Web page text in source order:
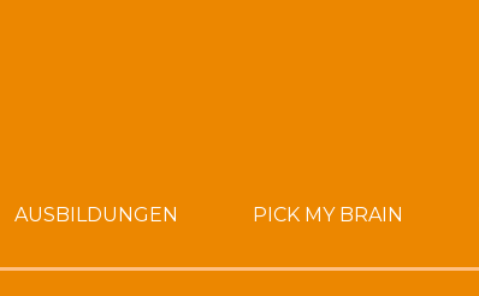
AUSBILDUNGEN PICK MY BRAIN